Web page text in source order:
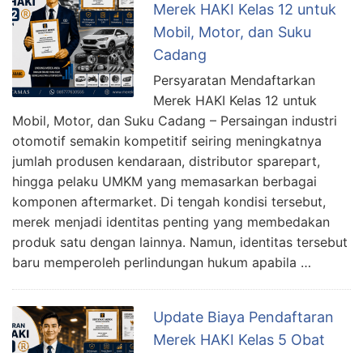
Merek HAKI Kelas 12 untuk
Mobil, Motor, dan Suku
Cadang
Persyaratan Mendaftarkan
Merek HAKI Kelas 12 untuk
Mobil, Motor, dan Suku Cadang – Persaingan industri
otomotif semakin kompetitif seiring meningkatnya
jumlah produsen kendaraan, distributor sparepart,
hingga pelaku UMKM yang memasarkan berbagai
komponen aftermarket. Di tengah kondisi tersebut,
merek menjadi identitas penting yang membedakan
produk satu dengan lainnya. Namun, identitas tersebut
baru memperoleh perlindungan hukum apabila …
Update Biaya Pendaftaran
Merek HAKI Kelas 5 Obat